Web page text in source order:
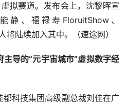
拟赛道。发布会上，沈黎晖宣
静、福禄寿FloruitShow、
陆续加入其中。（速途网）
导的“元宇宙城市”虚拟数字经
都科技集团高级副总裁刘佳在广